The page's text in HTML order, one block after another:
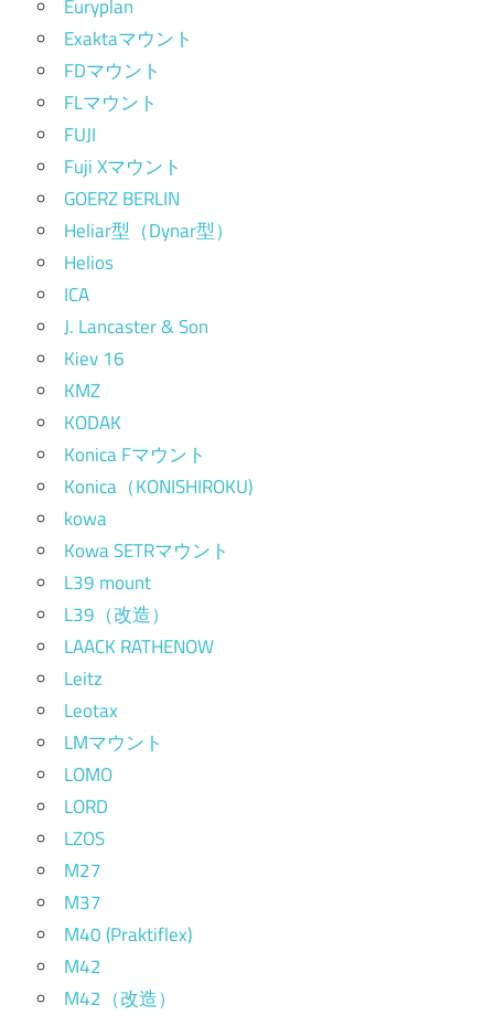
Euryplan
Exaktaマウント
FDマウント
FLマウント
FUJI
Fuji Xマウント
GOERZ BERLIN
Heliar型（Dynar型）
Helios
ICA
J. Lancaster & Son
Kiev 16
KMZ
KODAK
Konica Fマウント
Konica（KONISHIROKU)
kowa
Kowa SETRマウント
L39 mount
L39（改造）
LAACK RATHENOW
Leitz
Leotax
LMマウント
LOMO
LORD
LZOS
M27
M37
M40 (Praktiflex)
M42
M42（改造）